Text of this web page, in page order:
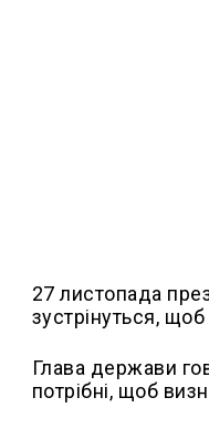
27 листопада
зустрінуться,
Глава держави
потрібні, щоб